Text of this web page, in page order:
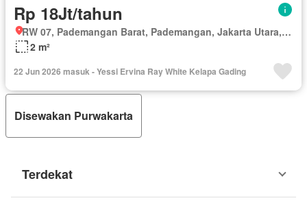
Rp 18Jt/tahun
RW 07, Pademangan Barat, Pademangan, Jakarta Utara, Daerah Khusus Ibukota Jakarta
2 m²
22 Jun 2026 masuk - Yessi Ervina Ray White Kelapa Gading
Disewakan Purwakarta
Terdekat